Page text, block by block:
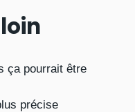
ça pourrait être
précise